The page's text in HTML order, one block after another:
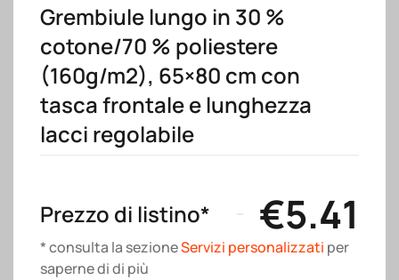
Grembiule lungo in 30 %
cotone/70 % poliestere
(160g/m2), 65×80 cm con
tasca frontale e lunghezza
lacci regolabile
Prezzo di listino* €5.41
* consulta la sezioneServizi personalizzati per
saperne di di più